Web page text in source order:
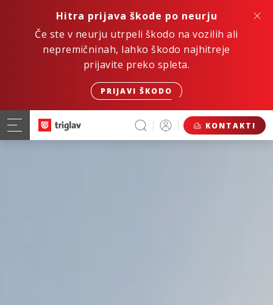
Hitra prijava škode po neurju
Če ste v neurju utrpeli škodo na vozilih ali
nepremičninah, lahko škodo najhitreje
prijavite preko spleta.
PRIJAVI ŠKODO
KONTAKTI